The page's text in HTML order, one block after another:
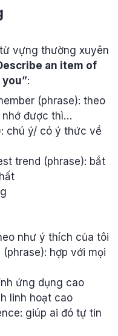
vựng thường xuyên
an item of
:
(phrase): theo
được thì…
chú ý/ có ý thức về
trend (phrase): bắt
như ý thích của tôi
hợp với mọi
ứng dụng cao
linh hoạt cao
giúp ai đó tự tin